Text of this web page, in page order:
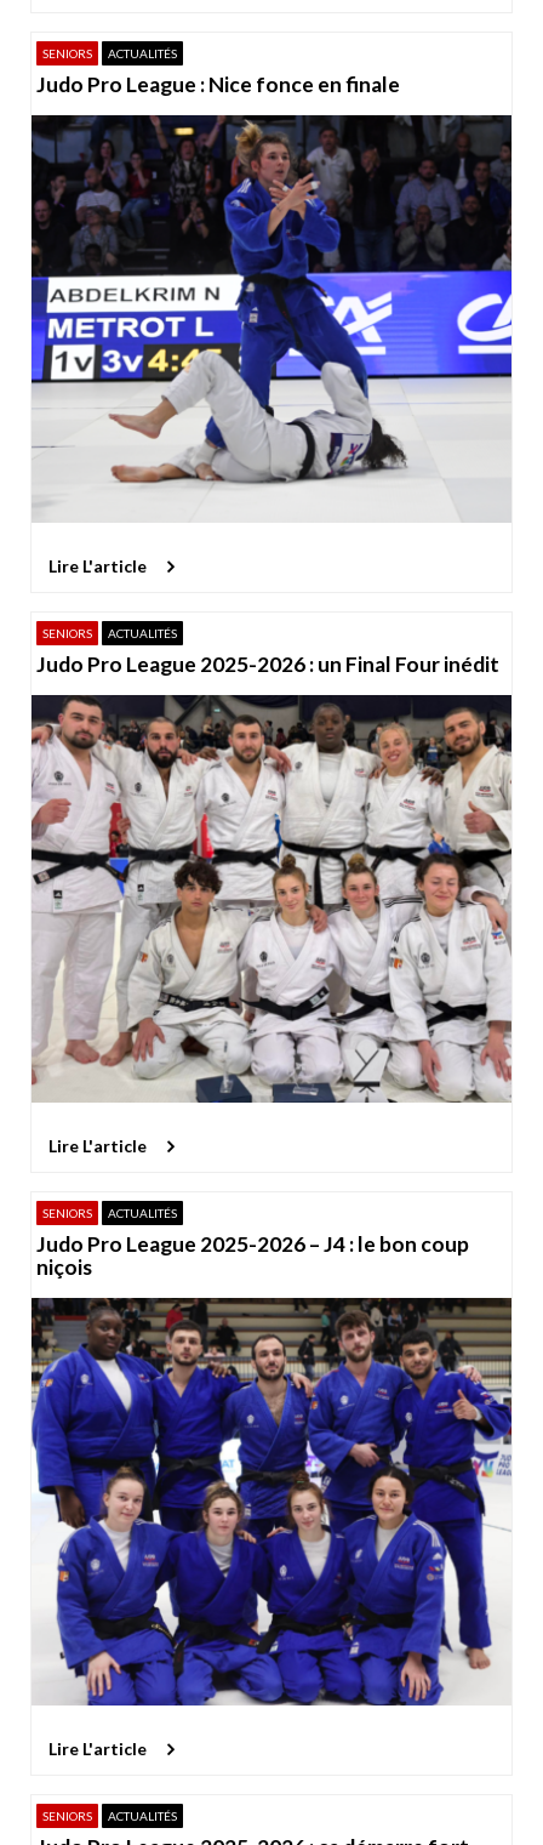
SENIORS ACTUALITÉS
Judo Pro League : Nice fonce en finale
Lire L'article
SENIORS ACTUALITÉS
Judo Pro League 2025-2026 : un Final Four inédit
Lire L'article
SENIORS ACTUALITÉS
Judo Pro League 2025-2026 – J4 : le bon coup
niçois
Lire L'article
SENIORS ACTUALITÉS